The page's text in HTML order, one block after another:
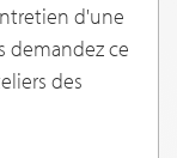
d'une
demandez ce
des